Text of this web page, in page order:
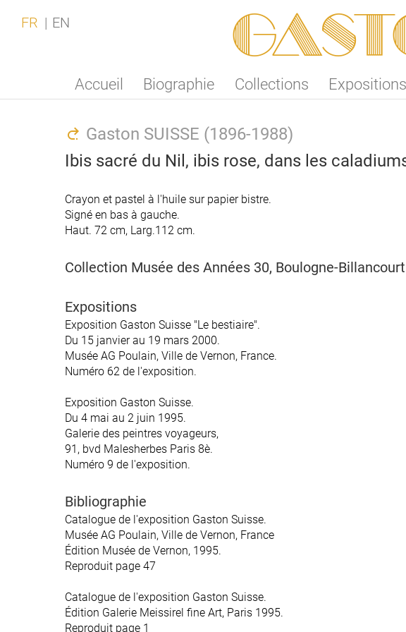
Accueil Biographie Collections Expositions
FR EN
Gaston SUISSE (1896-1988)
Ibis sacré du Nil, ibis rose, dans les
Crayon et pastel à l'huile sur papier bistre.
Signé en bas à gauche.
Haut. 72 cm, Larg.112 cm.
Collection Musée des Années 30, Boulogne-
Expositions
Exposition Gaston Suisse "Le bestiaire".
Du 15 janvier au 19 mars 2000.
Musée AG Poulain, Ville de Vernon, France.
Numéro 62 de l'exposition.
Exposition Gaston Suisse.
Du 4 mai au 2 juin 1995.
Galerie des peintres voyageurs,
91, bvd Malesherbes Paris 8è.
Numéro 9 de l'exposition.
Bibliographie
Catalogue de l'exposition Gaston Suisse.
Musée AG Poulain, Ville de Vernon, France
Édition Musée de Vernon, 1995.
Reproduit page 47
Catalogue de l'exposition Gaston Suisse.
Édition Galerie Meissirel fine Art, Paris 1995.
Reproduit page 1
Crayon et pastel à l'huile sur papier bistre.
Signé en bas à gauche.
Haut. 72 cm, Larg.112 cm.
Collection Musée des Années 30, Boulogne-
Expositions
Exposition Gaston Suisse "Le bestiaire".
Du 15 janvier au 19 mars 2000.
Musée AG Poulain, Ville de Vernon, France.
Numéro 62 de l'exposition.
Exposition Gaston Suisse.
Du 4 mai au 2 juin 1995.
Galerie des peintres voyageurs,
91, bvd Malesherbes Paris 8è.
Numéro 9 de l'exposition.
Bibliographie
Catalogue de l'exposition Gaston Suisse.
Musée AG Poulain, Ville de Vernon, France
Édition Musée de Vernon, 1995.
Reproduit page 47
Catalogue de l'exposition Gaston Suisse.
Édition Galerie Meissirel fine Art, Paris 1995.
Reproduit page 1